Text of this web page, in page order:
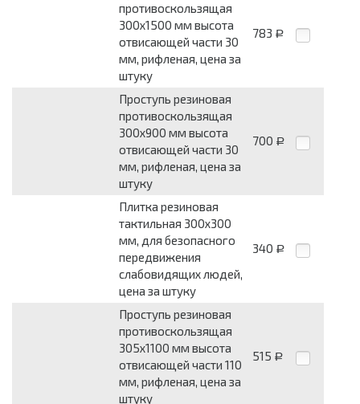
противоскользящая
300x1500 мм высота
отвисающей части 30
мм, рифленая, цена за
штуку
783 Р
Проступь резиновая
противоскользящая
300x900 мм высота
отвисающей части 30
мм, рифленая, цена за
штуку
700 Р
Плитка резиновая
тактильная 300x300
мм, для безопасного
передвижения
слабовидящих людей,
цена за штуку
340 Р
Проступь резиновая
противоскользящая
305x1100 мм высота
отвисающей части 110
мм, рифленая, цена за
штуку
515 Р